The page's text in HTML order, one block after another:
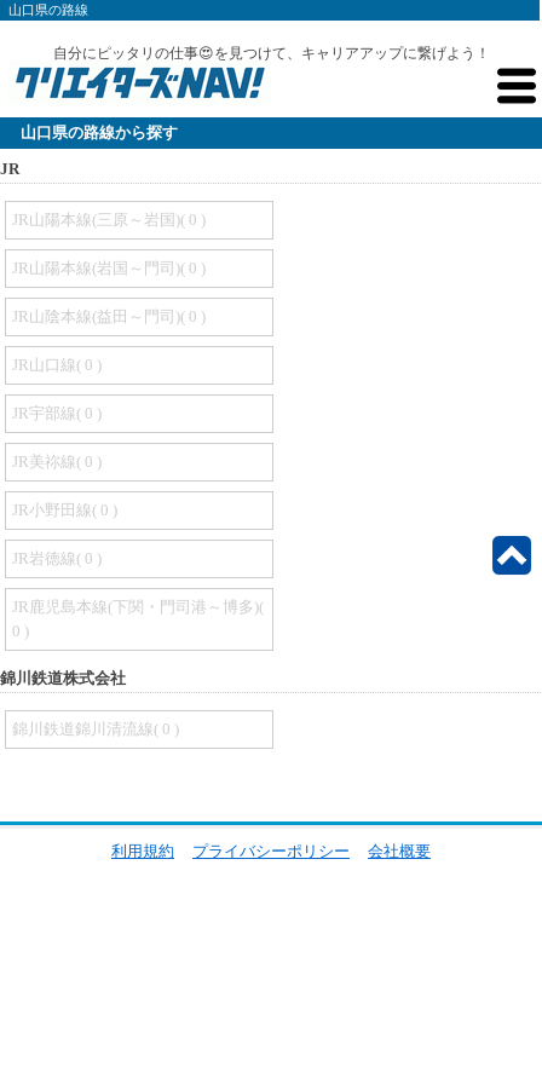
山口県の路線
自分にピッタリの仕事😍を見つけて、キャリアアップに繋げよう！
山口県の路線から探す
JR
JR山陽本線(三原～岩国)( 0 )
JR山陽本線(岩国～門司)( 0 )
JR山陰本線(益田～門司)( 0 )
JR山口線( 0 )
JR宇部線( 0 )
JR美祢線( 0 )
JR小野田線( 0 )
JR岩徳線( 0 )
JR鹿児島本線(下関・門司港～博多)(
0 )
錦川鉄道株式会社
錦川鉄道錦川清流線( 0 )
利用規約 プライバシーポリシー 会社概要